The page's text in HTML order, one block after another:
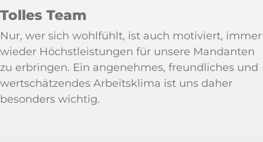
Tolles Team
Nur, wer sich wohlfühlt, ist auch motiviert, immer
wieder Höchstleistungen für unsere Mandanten
zu erbringen. Ein angenehmes, freundliches und
wertschätzendes Arbeitsklima ist uns daher
besonders wichtig.